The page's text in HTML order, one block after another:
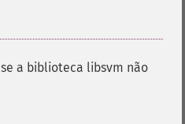
se a biblioteca libsvm não